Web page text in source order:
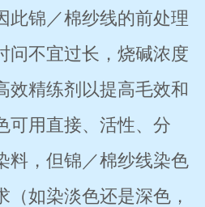
此锦／棉纱线的前处理
问不宜过长，烧碱浓度
效精练剂以提高毛效和
可用直接、活性、分
料，但锦／棉纱线染色
（如染淡色还是深色，